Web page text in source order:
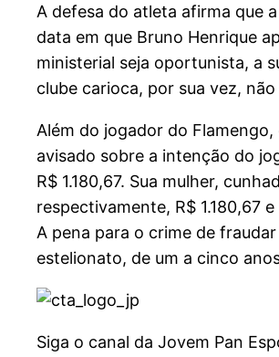
A defesa do atleta afirma que
data em que Bruno Henrique
ministerial seja oportunista, a
clube carioca, por sua vez,
Além do jogador do
avisado sobre a intenção do
R$ 1.180,67. Sua mulher,
respectivamente, R$ 1.180,67
A pena para o crime de
estelionato, de um a cinco
Siga o canal da Jovem Pan